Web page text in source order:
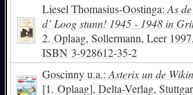
Liesel Thomasius-Oostinga: As
d’ Loog stunn! 1945 - 1948 in
2. Oplaag, Sollermann, Leer 1997,
ISBN 3-928612-35-2
Goscinny u.a.: Asterix un de
[1. Oplaag], Delta-Verlag,